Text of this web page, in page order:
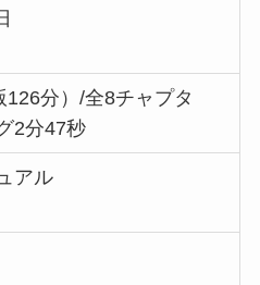
126分）/全8チャプタ
2分47秒
アル